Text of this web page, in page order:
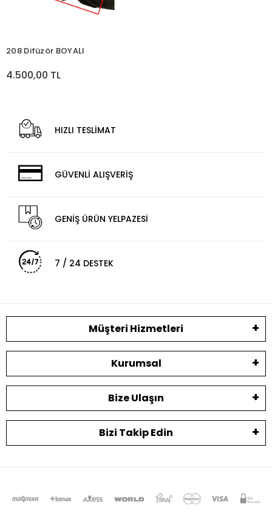
208 Difüzör BOYALI
4.500,00 TL
HIZLI TESLİMAT
GÜVENLİ ALIŞVERİŞ
GENİŞ ÜRÜN YELPAZESİ
7 / 24 DESTEK
Müşteri Hizmetleri
Kurumsal
Bize Ulaşın
Bizi Takip Edin